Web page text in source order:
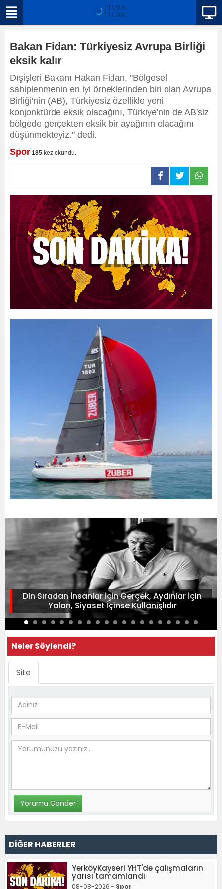
Bakan Fidan: Türkiyesiz Avrupa Birliği
eksik kalır
Dışişleri Bakanı Hakan Fidan, "Bölgesel
sahiplenmenin en iyi örneklerinden biri olan Avrupa
Birliği'nin (AB), Türkiyesiz özellikle yeni
konjonktürde eksik olacağını, Türkiye'nin de AB'siz
bölgede gerçekten eksik bir ayağının olacağını
düşünmekteyiz." dedi.
Spor 185 kez okundu.
Din Sıradan İnsanlar İçin Gerçek, Aydınlar İçin
Yalan, Siyaset İçinse Kullanışlıdır
Neler Söylendi?
Site
DİĞER HABERLER
YerköyKayseri YHT'de çalışmaların
yarısı tamamlandı
08-08-2026 - Spor